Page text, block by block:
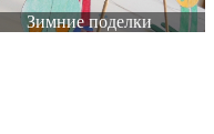
Зимние поделки